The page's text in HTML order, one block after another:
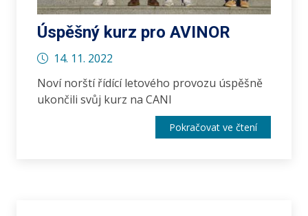
Úspěšný kurz pro AVINOR
14. 11. 2022
Noví norští řídící letového provozu úspěšně
ukončili svůj kurz na CANI
Pokračovat ve čtení